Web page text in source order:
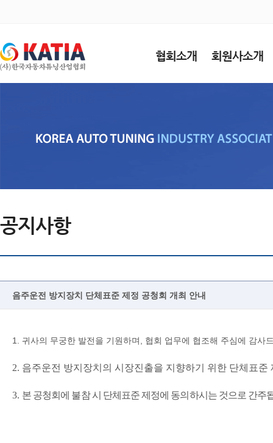
협회소개 회원사소개
공지사항
음주운전 방지장치 단체표준 제정 공청회 개최 안내
1. 귀사의 무궁한 발전을 기원하며 협회 업무에 협조해 주심에 감사
2. 음주운전 방지장치의 시장진출을 지향하기 위한 단체표
3. 본 공청회에 불참 시 단체표준 제정에 동의하시는 것으로 간주